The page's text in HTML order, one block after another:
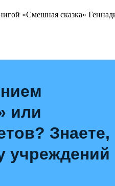
«Смешная сказка»
или
Знаете,
учреждений